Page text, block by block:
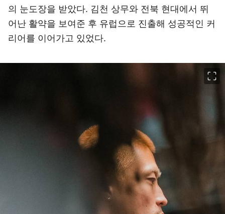
의 눈도장을 받았다. 김천 상무와 전북 현대에서 뛰
어난 활약을 보여준 후 유럽으로 진출해 성공적인 커
리어를 이어가고 있었다.